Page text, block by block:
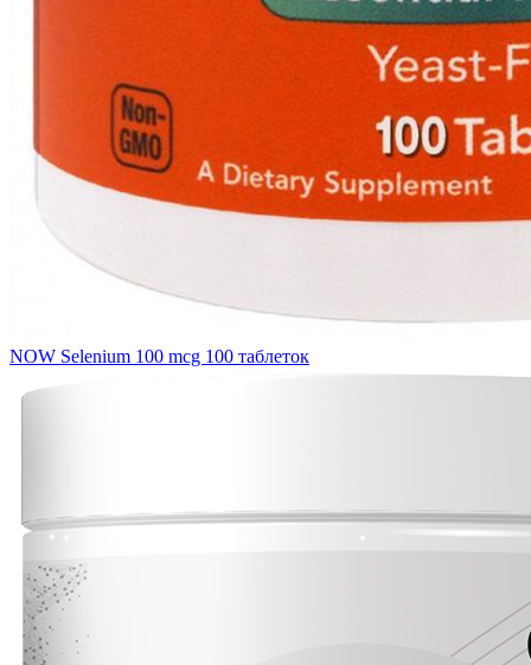
NOW Selenium 100 mcg 100 таблеток